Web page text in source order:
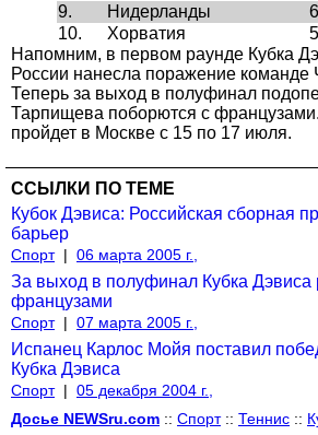
9.
Нидерланды
10.
Хорватия
Напомним, в первом раунде Кубка
России нанесла поражение команде
Теперь за выход в полуфинал
Тарпищева поборются с
пройдет в Москве с 15 по 17 июля.
ССЫЛКИ ПО ТЕМЕ
Кубок Дэвиса: Российская сборная
барьер
Спорт | 06 марта 2005 г.,
За выход в полуфинал Кубка Дэвиса
французами
Спорт | 07 марта 2005 г.,
Испанец Карлос Мойя поставил
Кубка Дэвиса
Спорт | 05 декабря 2004 г.,
Досье NEWSru.com :: Спорт:: Теннис ::